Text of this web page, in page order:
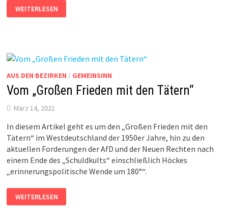
ALLEINSTELLUNGSMERKMALE
WEITERLESEN
AUS DEN BEZIRKEN / GEMEINSINN
Vom „Großen Frieden mit den Tätern“
März 14, 2021
In diesem Artikel geht es um den „Großen Frieden mit den
Tätern“ im Westdeutschland der 1950er Jahre, hin zu den
aktuellen Forderungen der AfD und der Neuen Rechten nach
einem Ende des „Schuldkults“ einschließlich Höckes
„erinnerungspolitische Wende um 180°“.
VOM
„GROSSEN F
RIEDEN M
WEITERLESEN